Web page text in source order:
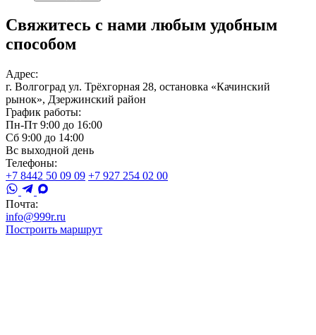
Свяжитесь с нами любым удобным
способом
Адрес:
г. Волгоград ул. Трёхгорная 28, остановка «Качинский
рынок», Дзержинский район
График работы:
Пн-Пт 9:00 до 16:00
Сб 9:00 до 14:00
Вс выходной день
Телефоны:
+7 8442 50 09 09 +7 927 254 02 00
Почта:
info@999r.ru
Построить маршрут